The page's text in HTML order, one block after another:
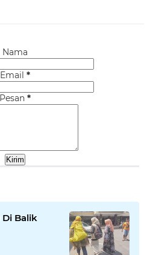
Nama
Email *
Pesan *
Balik